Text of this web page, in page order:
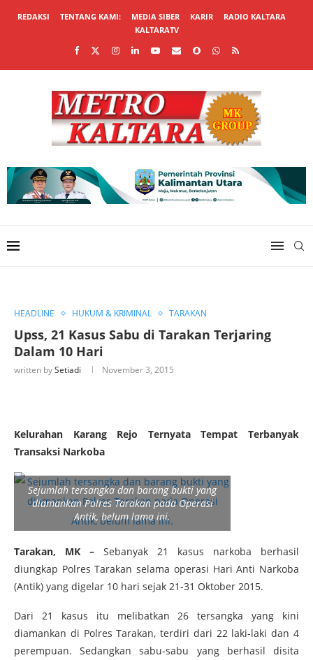
REDAKSI TENTANG KAMI: MEDIA SIBER KARIR
RADIO KALTARA
KALTARATV
HEADLINE HUKUM & KRIMINAL TARAKAN
Upss, 21 Kasus Sabu di Tarakan Terjaring
Dalam 10 Hari
written bySetiadi November 3, 2015
Kelurahan Karang Rejo Ternyata Tempat Terbanyak
Transaksi Narkoba
Sejumlah tersangka dan barang bukti yang
diamankan Polres Tarakan pada Operasi
Antik, belum lama ini.
Tarakan, MK – Sebanyak 21 kasus narkoba berhasil
diungkap Polres Tarakan selama operasi Hari Anti Narkoba
(Antik) yang digelar 10 hari sejak 21-31 Oktober 2015.
Dari 21 kasus itu melibatkan 26 tersangka yang kini
diamankan di Polres Tarakan, terdiri dari 22 laki-laki dan 4
perempuan. Sedangkan sabu-sabu yang berhasil disita